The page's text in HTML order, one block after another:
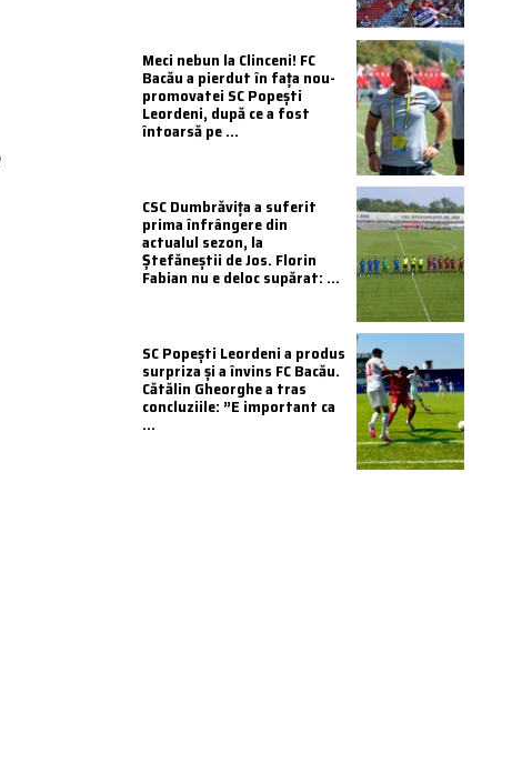
Meci nebun la Clinceni! FC
Bacău a pierdut în fața nou-
promovatei SC Popești
Leordeni, după ce a fost
întoarsă pe ...
CSC Dumbrăvița a suferit
prima înfrângere din
actualul sezon, la
Ștefăneștii de Jos. Florin
Fabian nu e deloc supărat: ...
SC Popești Leordeni a produs
surpriza și a învins FC Bacău.
Cătălin Gheorghe a tras
concluziile: ”E important ca
...